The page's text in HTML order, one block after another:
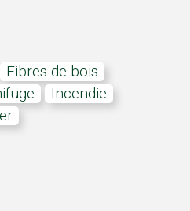
fibres de bois
incendie